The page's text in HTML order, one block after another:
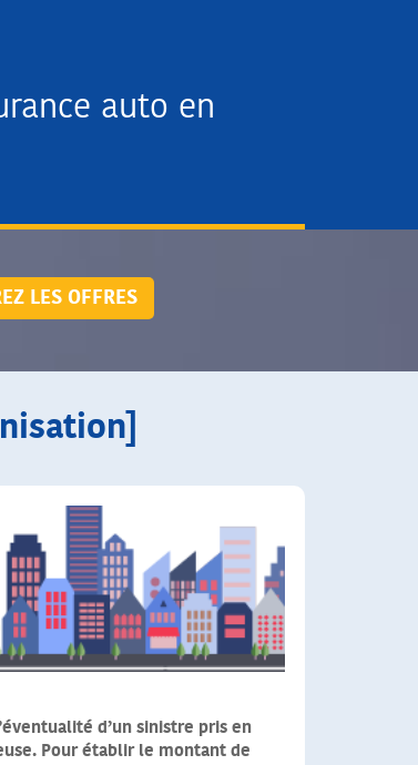
auto en
LES OFFRES
d’un sinistre pris en
Pour établir le montant de